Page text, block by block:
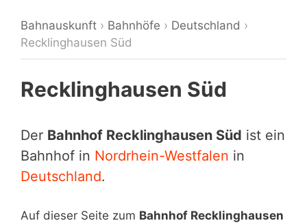
Bahnauskunft › Bahnhöfe › Deutschland ›
Recklinghausen Süd
Recklinghausen Süd
Der Bahnhof Recklinghausen Süd ist ein
Bahnhof in Nordrhein-Westfalen in
Deutschland.
Auf dieser Seite zum Bahnhof Recklinghausen